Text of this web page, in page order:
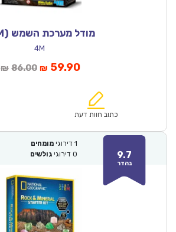
מודל מערכת השמש (4M)
4M
₪ 86.00המחיר
₪86.00.
₪ 59.90המחיר
הוא:
כתוב חוות דעת
9.7
נהדר
1 דירוגי מומחים
0 דירוגי גולשים